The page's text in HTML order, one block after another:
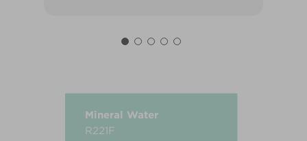
Mineral Water
R221F